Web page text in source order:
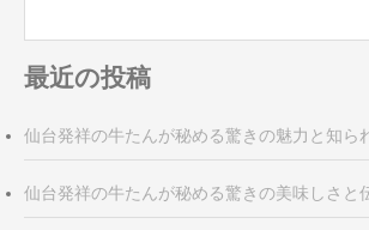
ョ
ン
最近の投稿
仙台発祥の牛たんが秘める驚きの魅力と知ら
仙台発祥の牛たんが秘める驚きの美味しさと